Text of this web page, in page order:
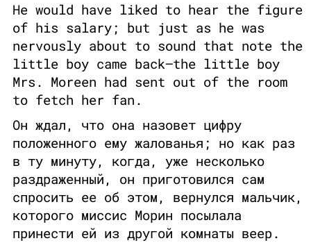
He would have liked to hear the figure
of his salary; but just as he was
nervously about to sound that note the
little boy came back—the little boy
Mrs. Moreen had sent out of the room
to fetch her fan.
Он ждал, что она назовет цифру
положенного ему жалованья; но как раз
в ту минуту, когда, уже несколько
раздраженный, он приготовился сам
спросить ее об этом, вернулся мальчик,
которого миссис Морин посылала
принести ей из другой комнаты веер.